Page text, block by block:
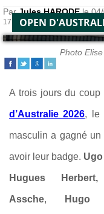
ParJules HARODEle 04/
17:15.OPEN
Photo
A trois jours du
d’Australie 2026, le
masculin a gagné
avoir leur badge.
Hugues
Assche,